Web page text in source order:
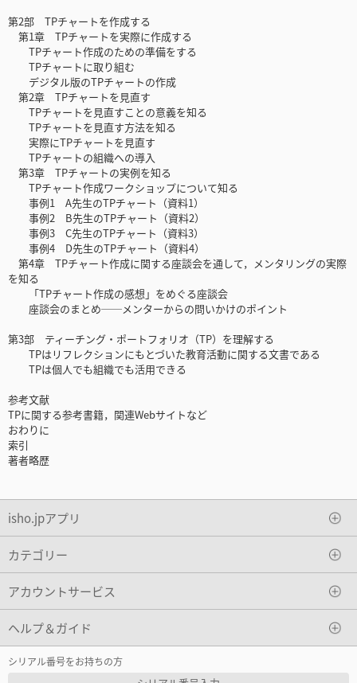
第2部 TPチャートを作成する
第1章 TPチャートを実際に作成する
TPチャート作成のための準備をする
TPチャートに取り組む
デジタル版のTPチャートの作成
第2章 TPチャートを見直す
TPチャートを見直すことの意義を知る
TPチャートを見直す方法を知る
実際にTPチャートを見直す
TPチャートの組織への導入
第3章 TPチャートの実例を知る
TPチャート作成ワークショップについて知る
事例1 A先生のTPチャート（資料1）
事例2 B先生のTPチャート（資料2）
事例3 C先生のTPチャート（資料3）
事例4 D先生のTPチャート（資料4）
第4章 TPチャート作成に関する座談会を通して，メンタリングの実際
を知る
「TPチャート作成の感想」をめぐる座談会
座談会のまとめ──メンターからの問いかけのポイント
第3部 ティーチング・ポートフォリオ（TP）を理解する
TPはリフレクションにもとづいた教育活動に関する文書である
TPは個人でも組織でも活用できる
参考文献
TPに関する参考書籍，関連Webサイトなど
おわりに
索引
著者略歴
isho.jpアプリ
カテゴリー
アカウントサービス
ヘルプ＆ガイド
シリアル番号をお持ちの方